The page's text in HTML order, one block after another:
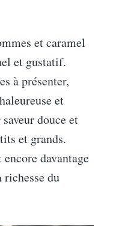
et caramel
et gustatif.
à présenter,
et
douce et
et grands.
davantage
richesse du